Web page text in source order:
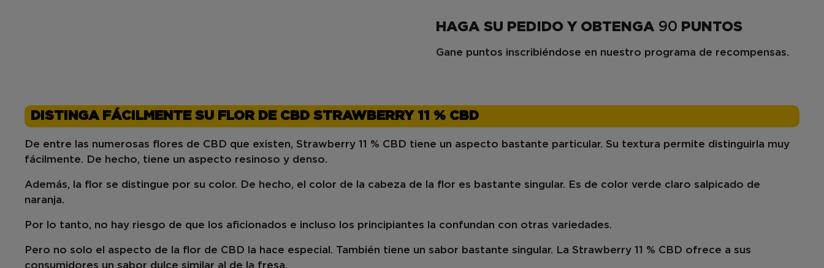
HAGA SU PEDIDO Y OBTENGA 90 PUNTOS
Gane puntos inscribiéndose en nuestro programa de recompensas.
DISTINGA FÁCILMENTE SU FLOR DE CBD STRAWBERRY 11 % CBD
De entre las numerosas flores de CBD que existen, Strawberry 11 % CBD tiene un aspecto bastante particular. Su textura permite distinguirla muy
fácilmente. De hecho, tiene un aspecto resinoso y denso.
Además, la flor se distingue por su color. De hecho, el color de la cabeza de la flor es bastante singular. Es de color verde claro salpicado de
naranja.
Por lo tanto, no hay riesgo de que los aficionados e incluso los principiantes la confundan con otras variedades.
Pero no solo el aspecto de la flor de CBD la hace especial. También tiene un sabor bastante singular. La Strawberry 11 % CBD ofrece a sus
consumidores un sabor dulce similar al de la fresa.